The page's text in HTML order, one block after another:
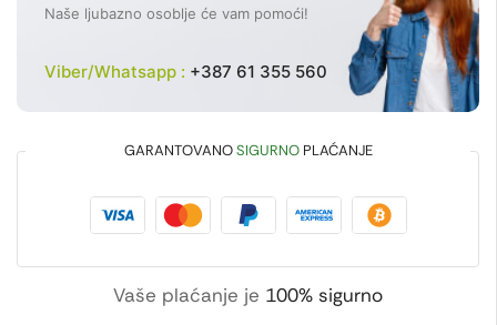
Naše ljubazno osoblje će vam pomoći!
Viber/Whatsapp : +387 61 355 560
GARANTOVANOSIGURNOPLAĆANJE
Vaše plaćanje je 100% sigurno